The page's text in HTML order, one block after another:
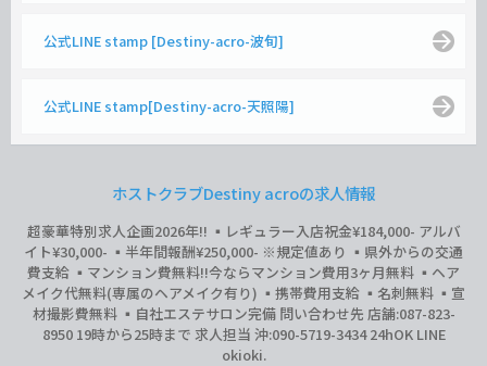
公式LINE stamp [Destiny-acro-波旬]
公式LINE stamp[Destiny-acro-天照陽]
ホストクラブDestiny acroの求人情報
超豪華特別求人企画2026年‼︎ ▪️レギュラー入店祝金¥184,000- アルバ
イト¥30,000- ▪️半年間報酬¥250,000- ※規定値あり ▪️県外からの交通
費支給 ▪️マンション費無料‼︎今ならマンション費用3ヶ月無料 ▪️ヘア
メイク代無料(専属のヘアメイク有り) ▪️携帯費用支給 ▪️名刺無料 ▪️宣
材撮影費無料 ▪️自社エステサロン完備 問い合わせ先 店舗:087-823-
8950 19時から25時まで 求人担当 沖:090-5719-3434 24hOK LINE
okioki.